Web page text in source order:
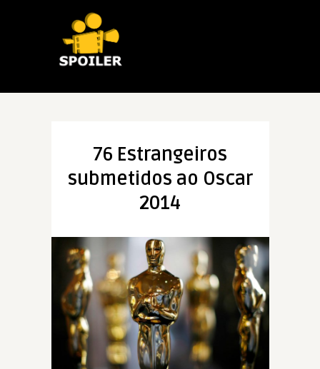
76 Estrangeiros
submetidos ao Oscar
2014